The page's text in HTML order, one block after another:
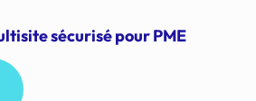
sécurisé pour PME